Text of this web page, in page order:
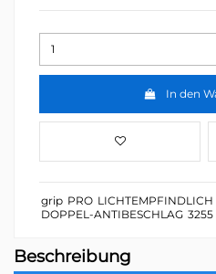
In den
grip PRO LICHTEMPFINDLICH
DOPPEL-ANTIBESCHLAG 3255
Beschreibung